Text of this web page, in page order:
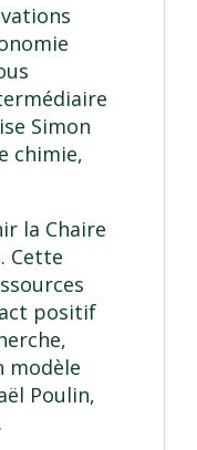
Simon
chimie,
la Chaire
. Cette
positif
modèle
Poulin,